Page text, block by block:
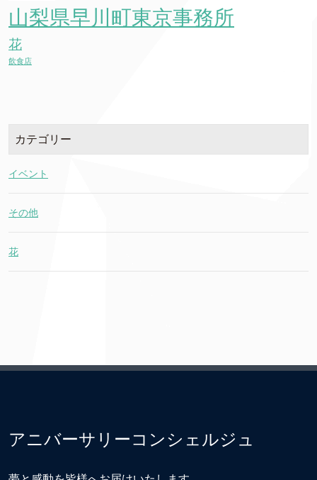
山梨県早川町東京事務所
花
飲食店
カテゴリー
イベント
その他
花
アニバーサリーコンシェルジュ